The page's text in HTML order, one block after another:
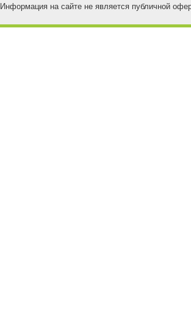
Информация на сайте не является публичной